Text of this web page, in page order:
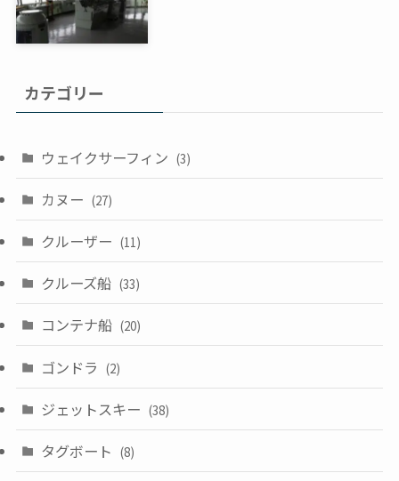
カテゴリー
ウェイクサーフィン (3)
カヌー (27)
クルーザー (11)
クルーズ船 (33)
コンテナ船 (20)
ゴンドラ (2)
ジェットスキー (38)
タグボート (8)